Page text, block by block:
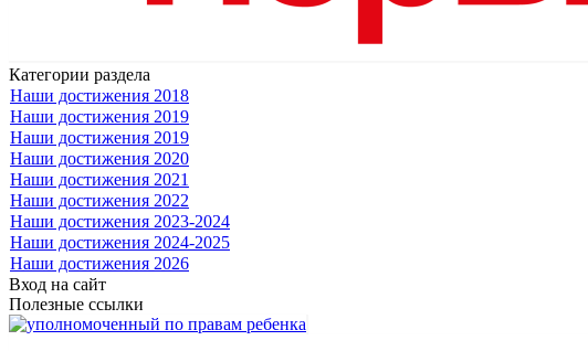
Категории раздела
Наши достижения 2018
Наши достижения 2019
Наши достижения 2019
Наши достижения 2020
Наши достижения 2021
Наши достижения 2022
Наши достижения 2023-2024
Наши достижения 2024-2025
Наши достижения 2026
Вход на сайт
Полезные ссылки